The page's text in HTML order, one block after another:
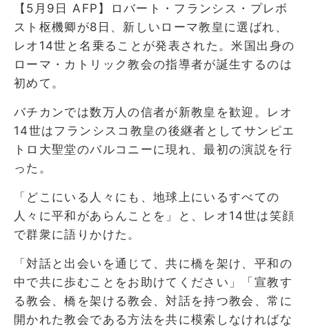
【5月9日 AFP】ロバート・フランシス・プレボ
スト枢機卿が8日、新しいローマ教皇に選ばれ、
レオ14世と名乗ることが発表された。米国出身の
ローマ・カトリック教会の指導者が誕生するのは
初めて。
バチカンでは数万人の信者が新教皇を歓迎。レオ
14世はフランシスコ教皇の後継者としてサンピエ
トロ大聖堂のバルコニーに現れ、最初の演説を行
った。
「どこにいる人々にも、地球上にいるすべての
人々に平和があらんことを」と、レオ14世は笑顔
で群衆に語りかけた。
「対話と出会いを通じて、共に橋を架け、平和の
中で共に歩むことをお助けてください」「宣教す
る教会、橋を架ける教会、対話を持つ教会、常に
開かれた教会である方法を共に模索しなければな